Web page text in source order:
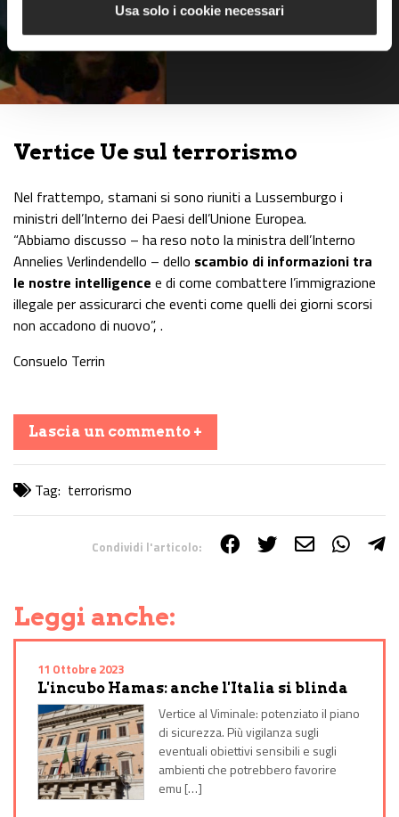
Usa solo i cookie necessari
Morto il terrorista di
Bruxelles
Vertice Ue sul terrorismo
Nel frattempo, stamani si sono riuniti a Lussemburgo i
ministri dell’Interno dei Paesi dell’Unione Europea.
“Abbiamo discusso – ha reso noto la ministra dell’Interno
Annelies Verlindendello – dello scambio di informazioni tra
le nostre intelligence e di come combattere l’immigrazione
illegale per assicurarci che eventi come quelli dei giorni scorsi
non accadono di nuovo”, .
Consuelo Terrin
Lascia un commento +
Tag: terrorismo
Condividi l'articolo:
Leggi anche:
11 Ottobre 2023
L'incubo Hamas: anche l'Italia si blinda
Vertice al Viminale: potenziato il piano
di sicurezza. Più vigilanza sugli
eventuali obiettivi sensibili e sugli
ambienti che potrebbero favorire
emu […]